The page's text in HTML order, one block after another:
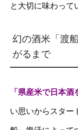
と大切に味わって
幻の酒米「渡
がるまで
「県産米で日本酒
い思いからスター